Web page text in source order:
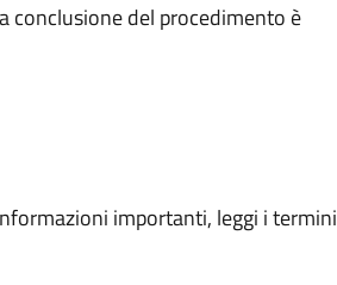
conclusione del procedimento è
importanti, leggi i termini